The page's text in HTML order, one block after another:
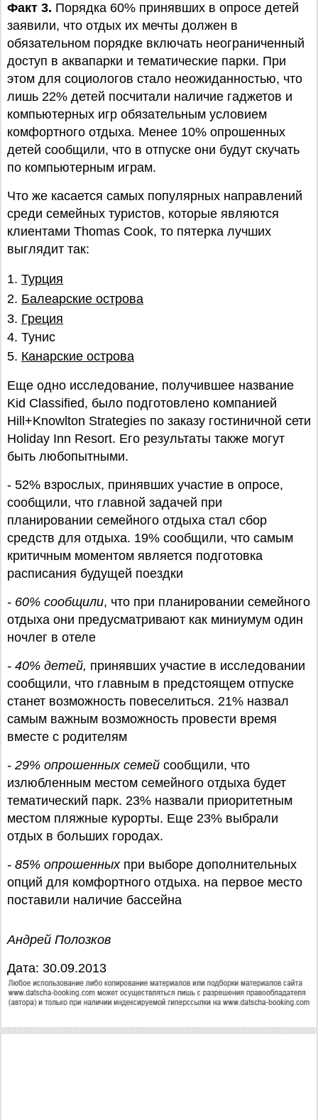
Факт 3. Порядка 60% принявших в опросе детей
заявили, что отдых их мечты должен в
обязательном порядке включать неограниченный
доступ в аквапарки и тематические парки. При
этом для социологов стало неожиданностью, что
лишь 22% детей посчитали наличие гаджетов и
компьютерных игр обязательным условием
комфортного отдыха. Менее 10% опрошенных
детей сообщили, что в отпуске они будут скучать
по компьютерным играм.
Что же касается самых популярных направлений
среди семейных туристов, которые являются
клиентами Thomas Cook, то пятерка лучших
выглядит так:
1. Турция
2. Балеарские острова
3. Греция
4. Тунис
5. Канарские острова
Еще одно исследование, получившее название
Kid Classified, было подготовлено компанией
Hill+Knowlton Strategies по заказу гостиничной сети
Holiday Inn Resort. Его результаты также могут
быть любопытными.
- 52% взрослых, принявших участие в опросе,
сообщили, что главной задачей при
планировании семейного отдыха стал сбор
средств для отдыха. 19% сообщили, что самым
критичным моментом является подготовка
расписания будущей поездки
- 60% сообщили, что при планировании семейного
отдыха они предусматривают как миниумум один
ночлег в отеле
- 40% детей, принявших участие в исследовании
сообщили, что главным в предстоящем отпуске
станет возможность повеселиться. 21% назвал
самым важным возможность провести время
вместе с родителям
- 29% опрошенных семей сообщили, что
излюбленным местом семейного отдыха будет
тематический парк. 23% назвали приоритетным
местом пляжные курорты. Еще 23% выбрали
отдых в больших городах.
- 85% опрошенных при выборе дополнительных
опций для комфортного отдыха. на первое место
поставили наличие бассейна
Андрей Полозков
Дата: 30.09.2013